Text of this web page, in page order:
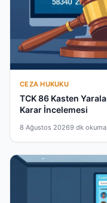
CEZA HUKUKU
TCK 86 Kasten
Karar İncelemesi
8 Ağustos 20269 dk okuma